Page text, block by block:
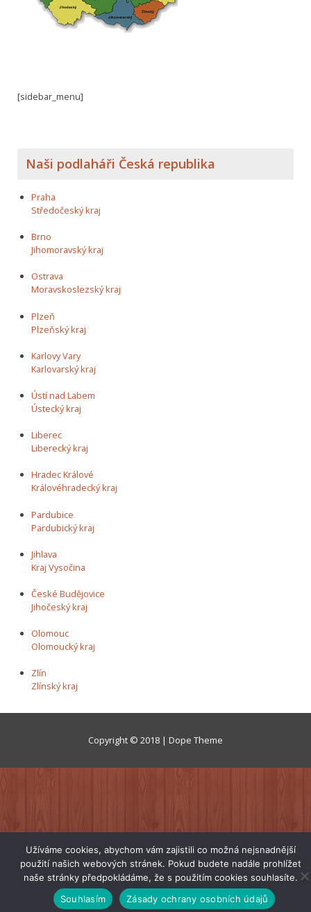
[sidebar_menu]
Naši podlaháři Česká republika
Praha
Středočeský kraj
Brno
Jihomoravský kraj
Ostrava
Moravskoslezský kraj
Plzeň
Plzeňský kraj
Karlovy Vary
Karlovarský kraj
Ústí nad Labem
Ústecký kraj
Liberec
Liberecký kraj
Hradec Králové
Královéhradecký kraj
Pardubice
Pardubický kraj
Jihlava
Kraj Vysočina
České Budějovice
Jihočeský kraj
Olomouc
Olomoucký kraj
Zlín
Zlínský kraj
Copyright © 2018 | Dope Theme
Užíváme cookies, abychom vám zajistili co možná nejsnadnější
použití našich webových stránek. Pokud budete nadále prohlížet
naše stránky předpokládáme, že s použitím cookies souhlasíte.
Souhlasím
Zásady ochrany osobních údajů